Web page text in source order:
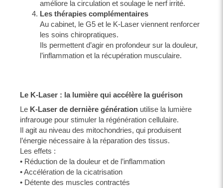
améliore la circulation et soulage le nerf irrité.
Les thérapies complémentaires
Au cabinet, le G5 et le K-Laser viennent renforcer
les soins chiropratiques.
Ils permettent d’agir en profondeur sur la douleur,
l’inflammation et la récupération musculaire.
Le K-Laser : la lumière qui accélère la guérison
Le K-Laser de dernière génération utilise la lumière
infrarouge pour stimuler la régénération cellulaire.
Il agit au niveau des mitochondries, qui produisent
l’énergie nécessaire à la réparation des tissus.
Les effets :
• Réduction de la douleur et de l’inflammation
• Accélération de la cicatrisation
• Détente des muscles contractés